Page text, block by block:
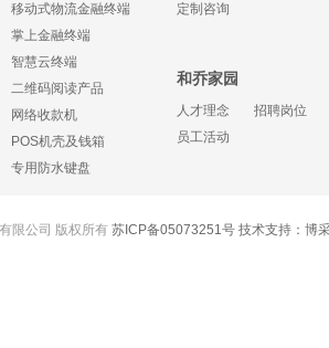
移动式物流金融终端
掌上金融终端
智慧云终端
二维码阅读产品
网络收款机
POS机壳及钱箱
专用防水键盘
定制咨询
和乔家园
人才理念
招聘岗位
员工活动
限公司 版权所有 苏ICP备05073251号 技术支持： 博